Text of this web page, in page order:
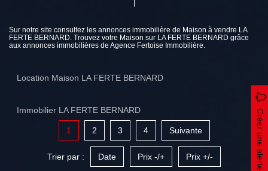
Sur notre site consultez les annonces immobilière de Maison à vendre LA
FERTE BERNARD. Trouvez votre Maison sur LA FERTE BERNARD grâce
aux annonces immobilières de Agence Fertoise Immobilière.
Location Maison LA FERTE BERNARD
Immobilier LA FERTE BERNARD Créer une alerte
1 2 3 4 Suivante
Trier par : Date Prix -/+ Prix +/-